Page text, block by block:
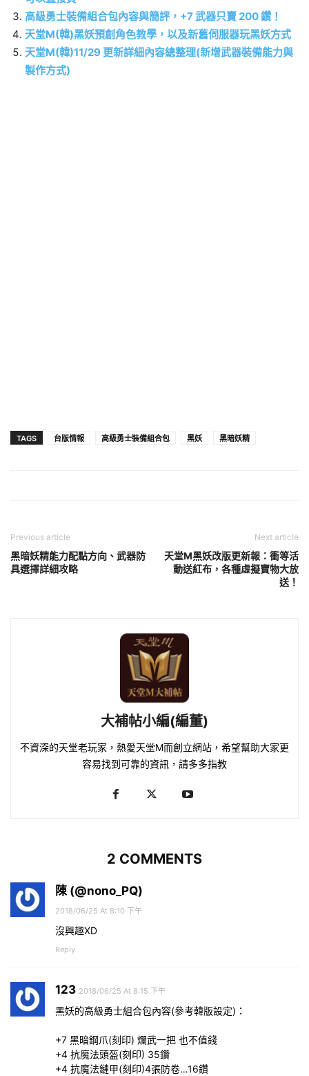
高級勇士裝備組合包內容與簡評，+7 武器只賣 200 鑽！
天堂M(韓)黑妖預創角色教學，以及新舊伺服器玩黑妖方式
天堂M(韓)11/29 更新詳細內容總整理(新增武器裝備能力與
製作方式)
TAGS 台版情報 高級勇士裝備組合包 黑妖 黑暗妖精
Previous article
黑暗妖精能力配點方向、武器防
具選擇詳細攻略
Next article
天堂M黑妖改版更新報：衝等活
動送紅布，各種虛擬寶物大放
送！
大補帖小編(編董)
不資深的天堂老玩家，熱愛天堂M而創立網站，希望幫助大家更
容易找到可靠的資訊，請多多指教
2 COMMENTS
陳 (@nono_PQ)
2018/06/25 At 8:10 下午
沒興趣XD
Reply
123 2018/06/25 At 8:15 下午
黑妖的高級勇士組合包內容(參考韓版設定)：
+7 黑暗鋼爪(刻印) 爛武一把 也不值錢
+4 抗魔法頭盔(刻印) 35鑽
+4 抗魔法鏈甲(刻印)4張防卷…16鑽